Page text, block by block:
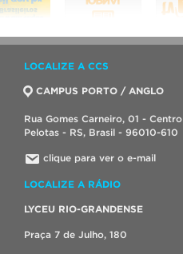
LOCALIZE A CCS
CAMPUS PORTO / ANGLO
Rua Gomes Carneiro, 01 - Centro
Pelotas - RS, Brasil - 96010-610
clique para ver o e-mail
LOCALIZE A RÁDIO
LYCEU RIO-GRANDENSE
Praça 7 de Julho, 180